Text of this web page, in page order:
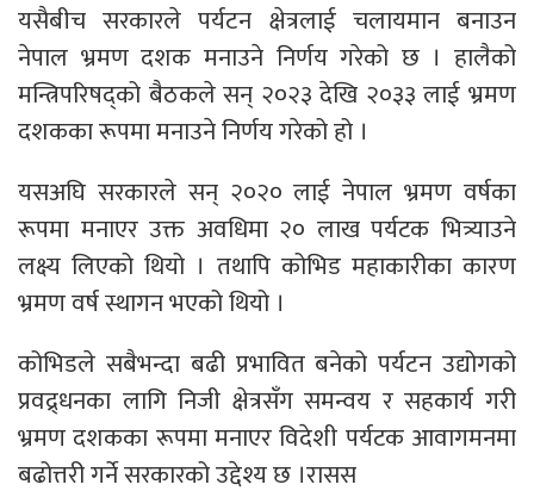
यसैबीच सरकारले पर्यटन क्षेत्रलाई चलायमान बनाउन
नेपाल भ्रमण दशक मनाउने निर्णय गरेको छ । हालैको
मन्त्रिपरिषद्को बैठकले सन् २०२३ देखि २०३३ लाई भ्रमण
दशकका रूपमा मनाउने निर्णय गरेको हो ।
यसअघि सरकारले सन् २०२० लाई नेपाल भ्रमण वर्षका
रूपमा मनाएर उक्त अवधिमा २० लाख पर्यटक भित्र्याउने
लक्ष्य लिएको थियो । तथापि कोभिड महाकारीका कारण
भ्रमण वर्ष स्थागन भएको थियो ।
कोभिडले सबैभन्दा बढी प्रभावित बनेको पर्यटन उद्योगको
प्रवद्र्धनका लागि निजी क्षेत्रसँग समन्वय र सहकार्य गरी
भ्रमण दशकका रूपमा मनाएर विदेशी पर्यटक आवागमनमा
बढोत्तरी गर्ने सरकारको उद्देश्य छ ।रासस